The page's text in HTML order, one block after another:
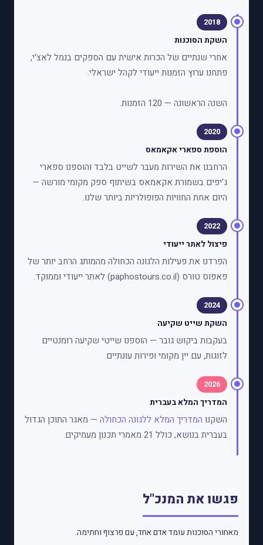
2018
השקת הסוכנות
אחרי שנתיים של הכרות אישית עם הספקים בנמל לאצ'י,
פתחנו ערוץ הזמנות ייעודי לקהל ישראלי.
השנה הראשונה — 120 הזמנות.
2020
הוספת ספארי אקאמאס
הרחבנו את השירות מעבר לשייט בלבד והוספנו ספארי
ג'יפים בשמורת אקאמאס בשיתוף ספק מקומי מורשה —
היום אחת החוויות הפופולריות ביותר שלנו.
2022
פיצול לאתר ייעודי
הפרדנו את פעילות הלגונה הכחולה מהמותג הרחב יותר של
פאפוס טורס (paphostours.co.il) לאתר ייעודי וממוקד.
2024
השקת שייט שקיעה
בעקבות ביקוש גובר — הוספנו שייטי שקיעה רומנטיים
לזוגות, עם יין מקומי ופירות עונתיים.
2026
המדריך המלא בעברית
השקנוהמדריך המלא ללגונה הכחולה— מאגר התוכן הגדול
בעברית בנושא, כולל 21 מאמרי תכנון מעמיקים.
פגשו את המנכ"ל
מאחורי הסוכנות עומד אדם אחד, עם פרצוף וחתימה.